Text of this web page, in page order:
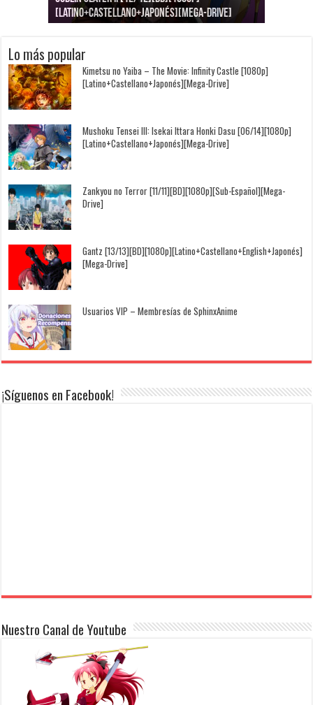
[Latino+Castellano+Japonés][Mega-Drive]
[Latino+Japonés][Mega-Drive]
[Latino+Castellano+Japonés][Mega-Drive]
[1080p][Sub-Español][Mega-Drive]
[Castellano+English+Japonés][Mega-Drive]
[1080p][Sub-Español][Mega-Drive]
Lo más popular
Kimetsu no Yaiba – The Movie: Infinity Castle [1080p]
[Latino+Castellano+Japonés][Mega-Drive]
Mushoku Tensei III: Isekai Ittara Honki Dasu [06/14][1080p]
[Latino+Castellano+Japonés][Mega-Drive]
Zankyou no Terror [11/11][BD][1080p][Sub-Español][Mega-
Drive]
Gantz [13/13][BD][1080p][Latino+Castellano+English+Japonés]
[Mega-Drive]
Usuarios VIP – Membresías de SphinxAnime
¡Síguenos en Facebook!
Nuestro Canal de Youtube